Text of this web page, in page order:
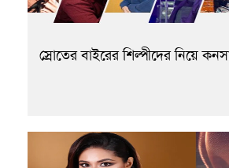
স্রোতের বাইরের শিল্পীদের নিয়ে